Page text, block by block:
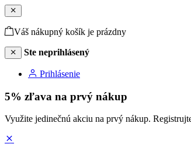
Váš nákupný košík je prázdny
Ste neprihlásený
Prihlásenie
5% zľava na prvý nákup
Využite jedinečnú akciu na prvý nákup.